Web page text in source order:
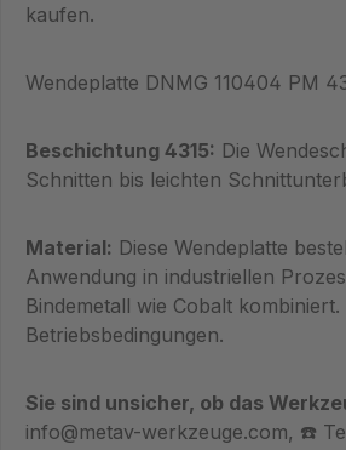
kaufen.
Wendeplatte DNMG 110404 PM
Beschichtung 4315: Die
Schnitten bis leichten
Material: Diese Wendeplatte
Anwendung in industriellen
Bindemetall wie Cobalt
Betriebsbedingungen.
Sie sind unsicher, ob das
info@metav-werkzeuge.com, ☎️